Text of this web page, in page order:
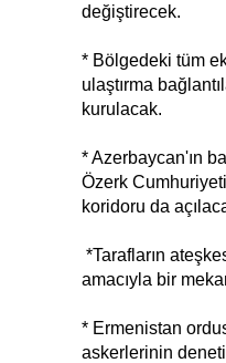
değiştirecek.
* Bölgedeki tüm
ulaştırma
kurulacak.
* Azerbaycan'ın
Özerk
koridoru da
*Tarafların
amacıyla bir
* Ermenistan
askerlerinin